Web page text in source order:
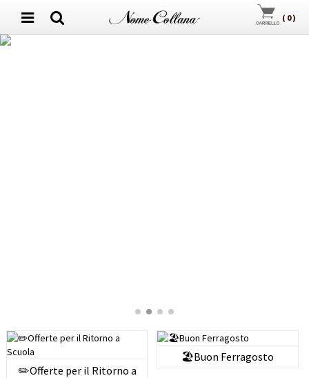
( 0)
✏️Offerte per il Ritorno a
🏖️Buon Ferragosto